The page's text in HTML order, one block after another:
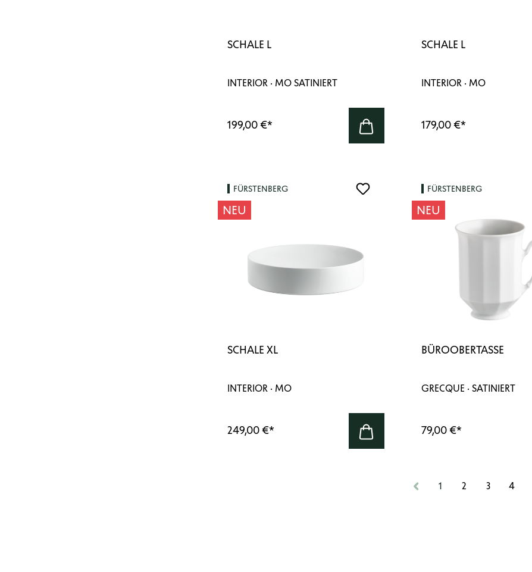
SCHALE L
INTERIOR · MO SATINIERT
199,00 €*
SCHALE L
INTERIOR · MO
179,00 €*
FÜRSTENBERG
NEU
SCHALE XL
INTERIOR · MO
249,00 €*
FÜRSTENBERG
NEU
BÜROOBERTASSE
GRECQUE · SATINIERT
79,00 €*
1 2 3 4